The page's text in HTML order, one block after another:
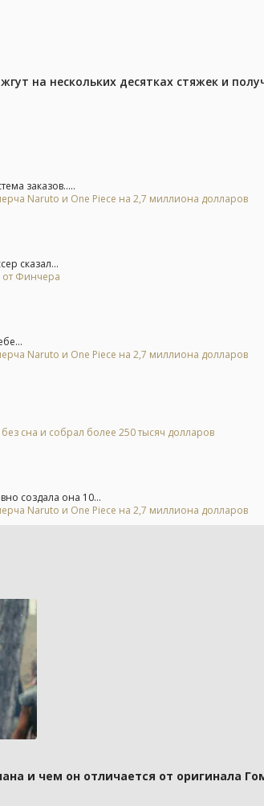
на нескольких десятках стяжек и
заказов.....
Naruto и One Piece на 2,7 миллиона долларов
сказал...
от Финчера
Naruto и One Piece на 2,7 миллиона долларов
сна и собрал более 250 тысяч долларов
создала она 10...
Naruto и One Piece на 2,7 миллиона долларов
и чем он отличается от оригинала